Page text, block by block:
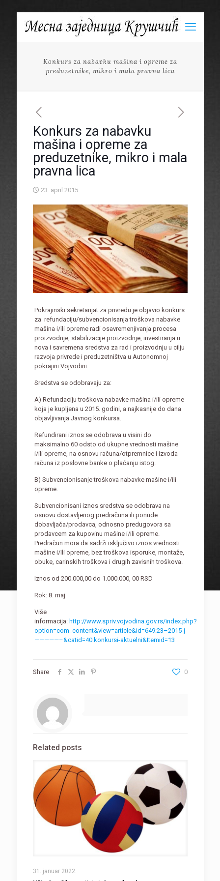
Konkurs za nabavku mašina i opreme za
preduzetnike, mikro i mala pravna lica
Konkurs za nabavku
mašina i opreme za
preduzetnike, mikro i mala
pravna lica
23. april 2015.
Pokrajinski sekretarijat za privredu je objavio konkurs
za refundaciju/subvencionisanja troškova nabavke
mašina i/ili opreme radi osavremenjivanja procesa
proizvodnje, stabilizacije proizvodnje, investiranja u
nova i savremena sredstva za rad i proizvodnju u cilju
razvoja privrede i preduzetništva u Autonomnoj
pokrajini Vojvodini.
Sredstva se odobravaju za:
A) Refundaciju troškova nabavke mašina i/ili opreme
koja je kupljena u 2015. godini, a najkasnije do dana
objavljivanja Javnog konkursa.
Refundirani iznos se odobrava u visini do
maksimalno 60 odsto od ukupne vrednosti mašine
i/ili opreme, na osnovu računa/otpremnice i izvoda
računa iz poslovne banke o plaćanju istog.
B) Subvencionisanje troškova nabavke mašine i/ili
opreme.
Subvencionisani iznos sredstva se odobrava na
osnovu dostavljenog predračuna ili ponude
dobavljača/prodavca, odnosno predugovora sa
prodavcem za kupovinu mašine i/ili opreme.
Predračun mora da sadrži isključivo iznos vrednosti
mašine i/ili opreme, bez troškova isporuke, montaže,
obuke, carinskih troškova i drugih zavisnih troškova.
Iznos od 200.000,00 do 1.000.000, 00 RSD
Rok: 8. maj
Više
informacija: http://www.spriv.vojvodina.gov.rs/index.php?
option=com_content&view=article&id=649:23–2015-j
—————–&catid=40:konkursi-aktuelni&Itemid=13
Share 0
Related posts
31. januar 2022.